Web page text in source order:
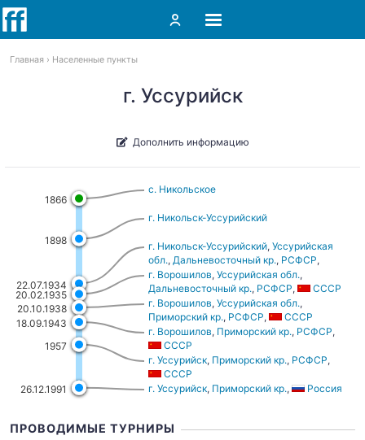
Главная Населенные пункты
г. Уссурийск
Дополнить информацию
1866
1898
22.07.1934
20.02.1935
20.10.1938
18.09.1943
1957
26.12.1991
с. Никольское
г. Никольск-Уссурийский
г. Никольск-Уссурийский, Уссурийская
обл., Дальневосточный кр., РСФСР,
СССР
г. Ворошилов, Уссурийская обл.,
Дальневосточный кр., РСФСР,
СССР
г. Ворошилов, Уссурийская обл.,
Приморский кр., РСФСР,
СССР
г. Ворошилов, Приморский кр., РСФСР,
СССР
г. Уссурийск, Приморский кр., РСФСР,
СССР
г. Уссурийск, Приморский кр., Россия
ПРОВОДИМЫЕ ТУРНИРЫ